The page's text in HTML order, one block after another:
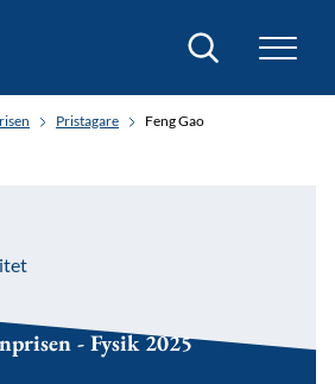
Sök
Pristagare Feng Gao
- Fysik 2025